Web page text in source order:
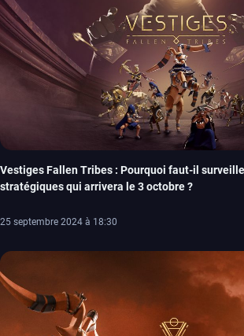
Vestiges Fallen Tribes : Pourquoi faut-il
stratégiques qui arrivera le 3 octobre ?
25 septembre 2024 à 18:30